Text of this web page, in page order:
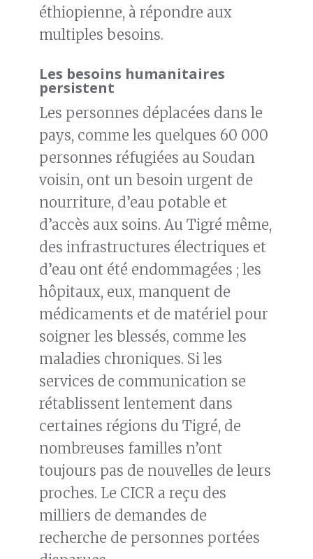
éthiopienne, à répondre aux
multiples besoins.
Les besoins humanitaires
persistent
Les personnes déplacées dans le
pays, comme les quelques 60 000
personnes réfugiées au Soudan
voisin, ont un besoin urgent de
nourriture, d’eau potable et
d’accès aux soins. Au Tigré même,
des infrastructures électriques et
d’eau ont été endommagées ; les
hôpitaux, eux, manquent de
médicaments et de matériel pour
soigner les blessés, comme les
maladies chroniques. Si les
services de communication se
rétablissent lentement dans
certaines régions du Tigré, de
nombreuses familles n’ont
toujours pas de nouvelles de leurs
proches. Le CICR a reçu des
milliers de demandes de
recherche de personnes portées